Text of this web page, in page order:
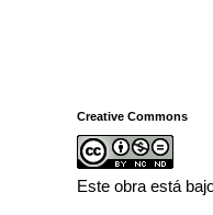
Creative Commons
Este obra está